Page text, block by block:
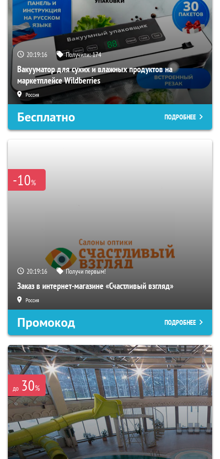
20:19:15 Получили:174
Вакууматор для сухих и влажных продуктов на
маркетплейсе Wildberries
Россия
Бесплатно ПОДРОБНЕЕ
-10%
20:19:15 Получи первым!
Заказ в интернет-магазине «Счастливый взгляд»
Россия
Промокод ПОДРОБНЕЕ
до 30%